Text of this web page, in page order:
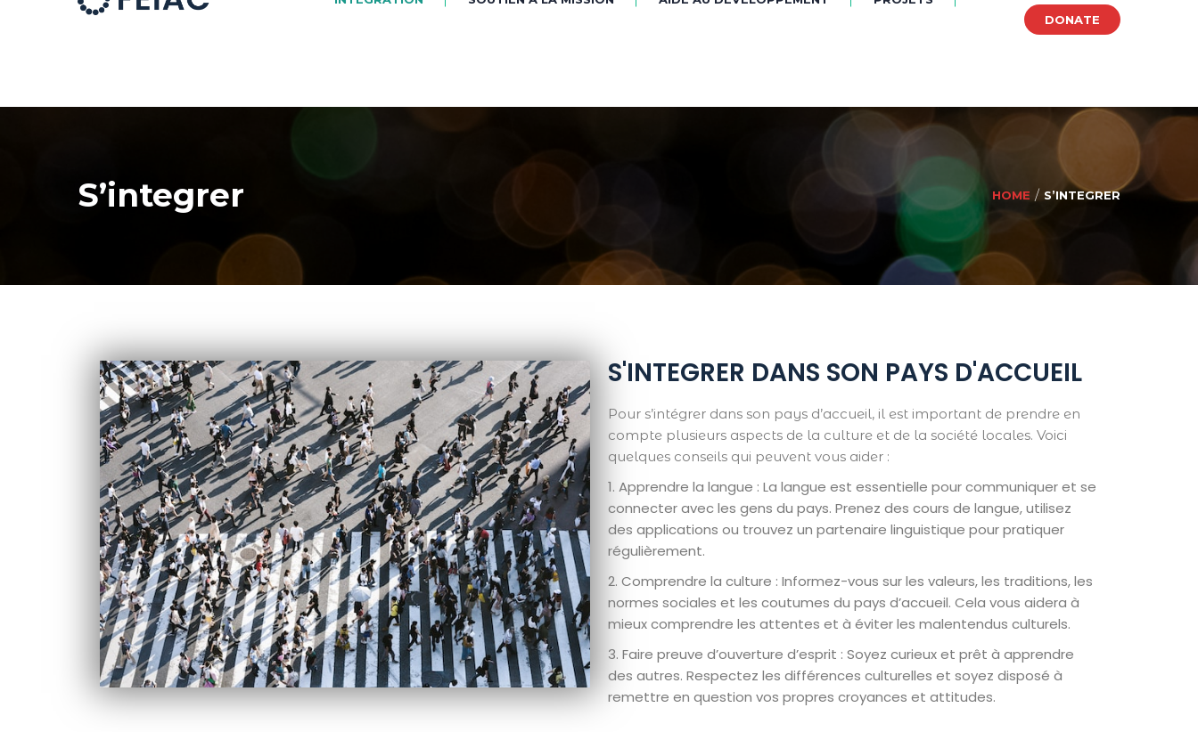
CONTACTEZ-NOUS
DONATE
S’integrer HOME S’INTEGRER
S'INTEGRER DANS SON PAYS D'ACCUEIL
Pour s’intégrer dans son pays d’accueil, il est important de prendre en
compte plusieurs aspects de la culture et de la société locales. Voici
quelques conseils qui peuvent vous aider :
1. Apprendre la langue : La langue est essentielle pour communiquer et se
connecter avec les gens du pays. Prenez des cours de langue, utilisez
des applications ou trouvez un partenaire linguistique pour pratiquer
régulièrement.
2. Comprendre la culture : Informez-vous sur les valeurs, les traditions, les
normes sociales et les coutumes du pays d’accueil. Cela vous aidera à
mieux comprendre les attentes et à éviter les malentendus culturels.
3. Faire preuve d’ouverture d’esprit : Soyez curieux et prêt à apprendre
des autres. Respectez les différences culturelles et soyez disposé à
remettre en question vos propres croyances et attitudes.